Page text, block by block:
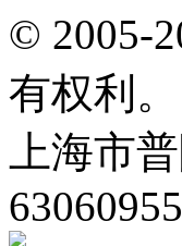
© 2005-
有权利。
上海市